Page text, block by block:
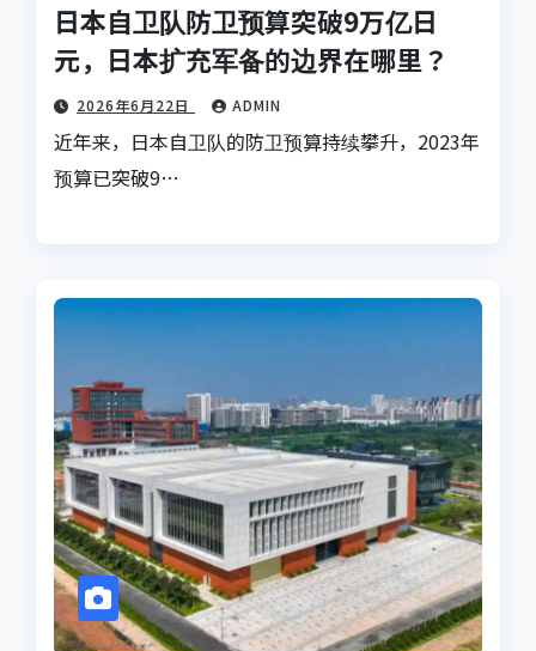
日本自卫队防卫预算突破9万亿日
元，日本扩充军备的边界在哪里？
2026年6月22日 ADMIN
近年来，日本自卫队的防卫预算持续攀升，2023年
预算已突破9…